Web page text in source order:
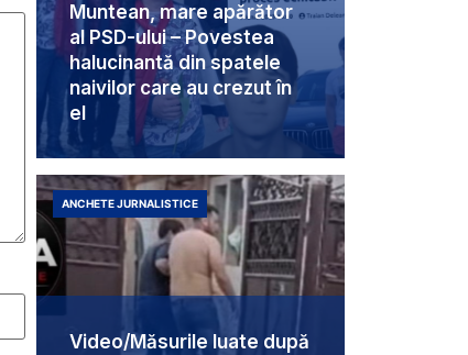
Muntean, mare apărător
al PSD-ului – Povestea
halucinantă din spatele
naivilor care au crezut în
el
Video/Măsurile luate după
ANCHETE JURNALISTICE